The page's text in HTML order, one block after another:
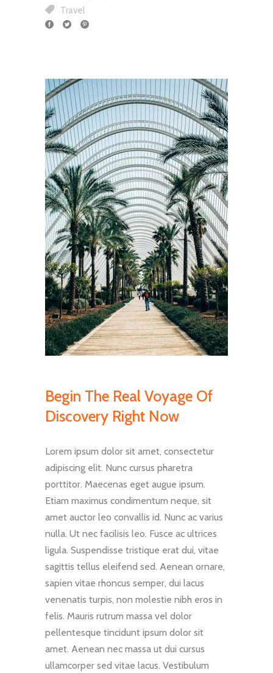
Travel
Begin The Real Voyage Of
Discovery Right Now
Lorem ipsum dolor sit amet, consectetur
adipiscing elit. Nunc cursus pharetra
porttitor. Maecenas eget augue ipsum.
Etiam maximus condimentum neque, sit
amet auctor leo convallis id. Nunc ac varius
nulla. Ut nec facilisis leo. Fusce ac ultrices
ligula. Suspendisse tristique erat dui, vitae
sagittis tellus eleifend sed. Aenean ornare,
sapien vitae rhoncus semper, dui lacus
venenatis turpis, non molestie nibh eros in
felis. Mauris rutrum massa vel dolor
pellentesque tincidunt ipsum dolor sit
amet. Aenean nec massa ut dui cursus
ullamcorper sed vitae lacus. Vestibulum